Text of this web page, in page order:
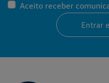
Aceito receber
Entrar